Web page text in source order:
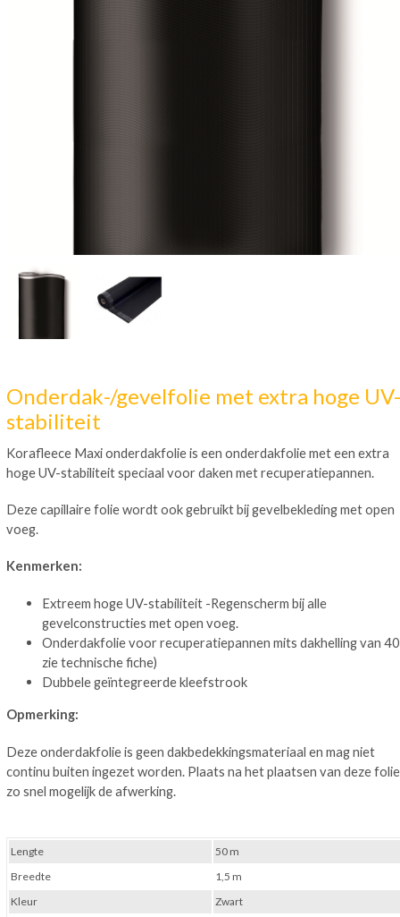
Onderdak-/gevelfolie met extra hoge UV-
stabiliteit
Korafleece Maxi onderdakfolie is een onderdakfolie met een extra
hoge UV-stabiliteit speciaal voor daken met recuperatiepannen.
Deze capillaire folie wordt ook gebruikt bij gevelbekleding met open
voeg.
Kenmerken:
Extreem hoge UV-stabiliteit -Regenscherm bij alle
gevelconstructies met open voeg.
Onderdakfolie voor recuperatiepannen mits dakhelling van
zie technische fiche)
Dubbele geïntegreerde kleefstrook
Opmerking:
Deze onderdakfolie is geen dakbedekkingsmateriaal en mag niet
continu buiten ingezet worden. Plaats na het plaatsen van deze folie
zo snel mogelijk de afwerking.
Lengte
50 m
Breedte
1,5 m
Kleur
Zwart